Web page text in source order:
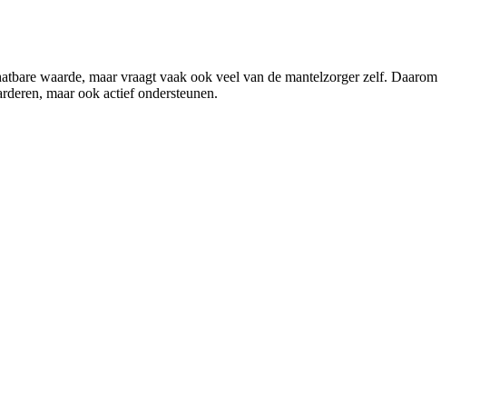
waarde, maar vraagt vaak ook veel van de mantelzorger zelf. Daarom
maar ook actief ondersteunen.